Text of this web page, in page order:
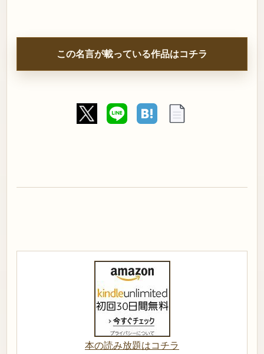
この名言が載っている作品はコチラ
本の読み放題はコチラ